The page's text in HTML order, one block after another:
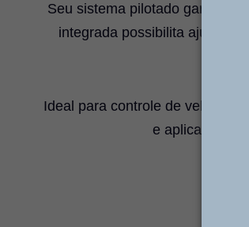
Seu sistema pilotado garante
integrada possibilita ajustes
Ideal para controle de
e aplicações